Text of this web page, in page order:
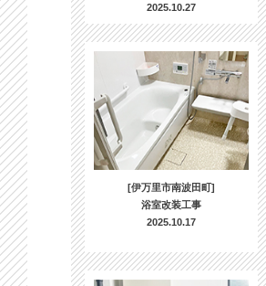
2025.10.27
[伊万里市南波田町]
浴室改装工事
2025.10.17